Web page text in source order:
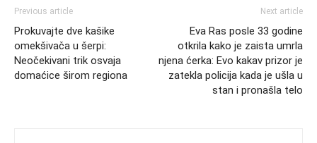
Previous article
Prokuvajte dve kašike
omekšivača u šerpi:
Neočekivani trik osvaja
domaćice širom regiona
Next article
Eva Ras posle 33 godine
otkrila kako je zaista umrla
njena ćerka: Evo kakav prizor je
zatekla policija kada je ušla u
stan i pronašla telo